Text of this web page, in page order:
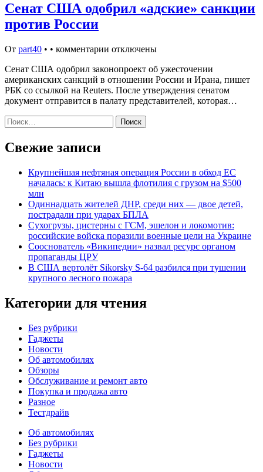
Сенат США одобрил «адские» санкции
против России
От part40 • • комментарии отключены
Сенат США одобрил законопроект об ужесточении
американских санкций в отношении России и Ирана, пишет
РБК со ссылкой на Reuters. После утверждения сенатом
документ отправится в палату представителей, которая…
Найти:
Свежие записи
Крупнейшая нефтяная операция России в обход ЕС
началась: к Китаю вышла флотилия с грузом на $500
млн
Одиннадцать жителей ДНР, среди них — двое детей,
пострадали при ударах БПЛА
Сухогрузы, цистерны с ГСМ, эшелон и локомотив:
российские войска поразили военные цели на Украине
Сооснователь «Википедии» назвал ресурс органом
пропаганды ЦРУ
В США вертолёт Sikorsky S-64 разбился при тушении
крупного лесного пожара
Категории для чтения
Без рубрики
Гаджеты
Новости
Об автомобилях
Обзоры
Обслуживание и ремонт авто
Покупка и продажа авто
Разное
Тестдрайв
Об автомобилях
Без рубрики
Гаджеты
Новости